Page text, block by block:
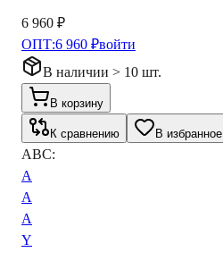
6 960 ₽
ОПТ:6 960 ₽войти
В наличии > 10 шт.
В корзину
К сравнению В избранное
ABC:
A
A
A
Y